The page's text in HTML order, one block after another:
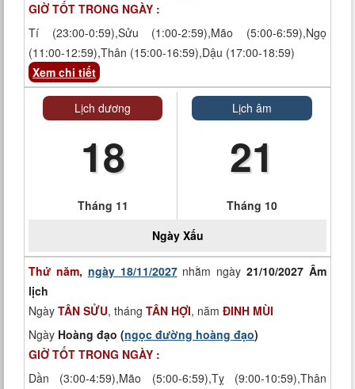
GIỜ TỐT TRONG NGÀY :
Tí (23:00-0:59),Sửu (1:00-2:59),Mão (5:00-6:59),Ngọ
(11:00-12:59),Thân (15:00-16:59),Dậu (17:00-18:59)
Xem chi tiết
Lịch dương
18
Tháng 11
Lịch âm
21
Tháng 10
Ngày Xấu
Thứ năm, ngày 18/11/2027nhằm ngày21/10/2027 Âm
lịch
Ngày TÂN SỬU, tháng TÂN HỢI, năm ĐINH MÙI
Ngày Hoàng đạo (ngọc đường hoàng đạo)
GIỜ TỐT TRONG NGÀY :
Dần (3:00-4:59),Mão (5:00-6:59),Tỵ (9:00-10:59),Thân